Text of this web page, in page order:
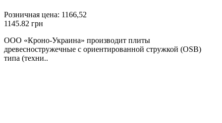
Розничная цена: 1166,52
1145.82 грн
ООО «Кроно-Украина» производит плиты
древесностружечные с ориентированной стружкой (OSB)
типа (техни..